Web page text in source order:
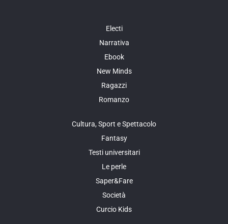
Electi
Narrativa
Ebook
New Minds
Ragazzi
Romanzo
Cultura, Sport e Spettacolo
Fantasy
Testi universitari
Le perle
Saper&Fare
Società
Curcio Kids